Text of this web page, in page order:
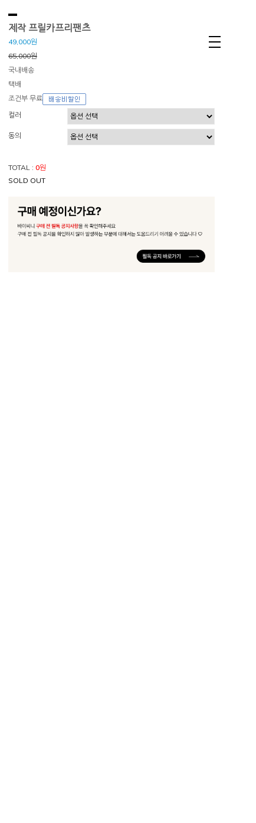
제작 프릴카프리팬츠
49,000원
65,000원
국내배송
택배
조건부 무료
컬러
동의
TOTAL : 0원
SOLD OUT